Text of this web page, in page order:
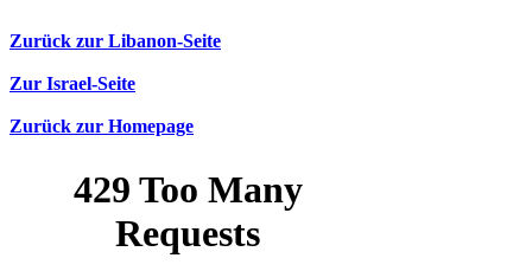
Zurück zur Libanon-Seite
Zur Israel-Seite
Zurück zur Homepage